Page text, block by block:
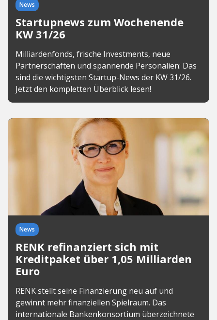
News
Startupnews zum Wochenende
KW 31/26
Milliardenfonds, frische Investments, neue
Partnerschaften und spannende Personalien: Das
sind die wichtigsten Startup-News der KW 31/26.
Jetzt den kompletten Überblick lesen!
News
RENK refinanziert sich mit
Kreditpaket über 1,05 Milliarden
Euro
RENK stellt seine Finanzierung neu auf und
gewinnt mehr finanziellen Spielraum. Das
internationale Bankenkonsortium überzeichnete